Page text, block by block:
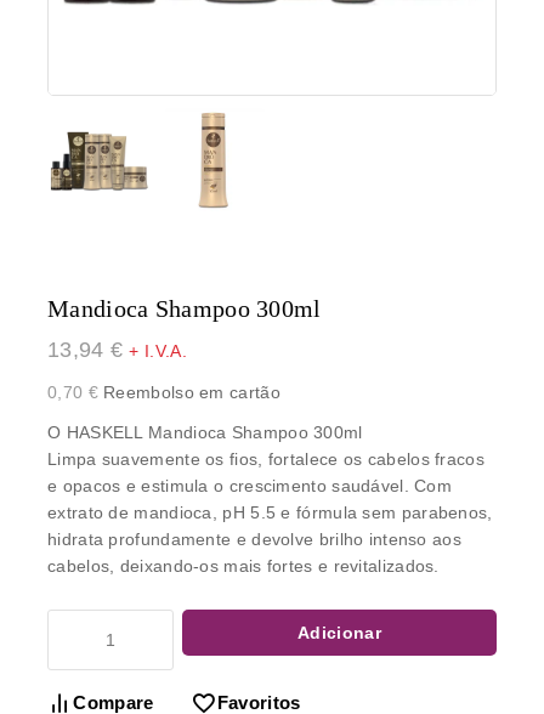
Mandioca Shampoo 300ml
13,94 € + I.V.A.
0,70 €Reembolso em cartão
O HASKELL Mandioca Shampoo 300ml
Limpa suavemente os fios, fortalece os cabelos fracos
e opacos e estimula o crescimento saudável. Com
extrato de mandioca, pH 5.5 e fórmula sem parabenos,
hidrata profundamente e devolve brilho intenso aos
cabelos, deixando-os mais fortes e revitalizados.
Adicionar
Compare Favoritos